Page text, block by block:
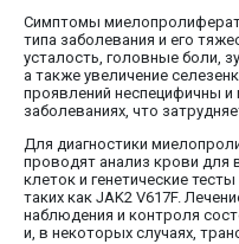
Симптомы
типа заболевания и его
усталость, головные боли,
а также увеличение
проявлений неспецифичны и
заболеваниях, что
Для диагностики
проводят анализ крови для
клеток и генетические
таких как JAK2 V617F.
наблюдения и контроля
и, в некоторых случаях,